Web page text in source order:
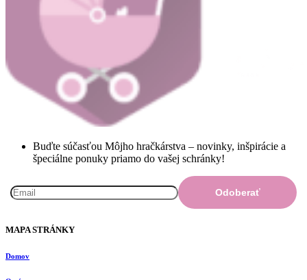
Buďte súčasťou Môjho hračkárstva – novinky, inšpirácie a
špeciálne ponuky priamo do vašej schránky!
MAPA STRÁNKY
Domov